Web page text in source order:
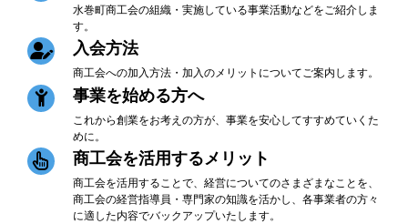
水巻町商工会の組織・実施している事業活動などをご紹介しま
す。
入会方法
商工会への加入方法・加入のメリットについてご案内します。
事業を始める方へ
これから創業をお考えの方が、事業を安心してすすめていくた
めに。
商工会を活用するメリット
商工会を活用することで、経営についてのさまざまなことを、
商工会の経営指導員・専門家の知識を活かし、各事業者の方々
に適した内容でバックアップいたします。